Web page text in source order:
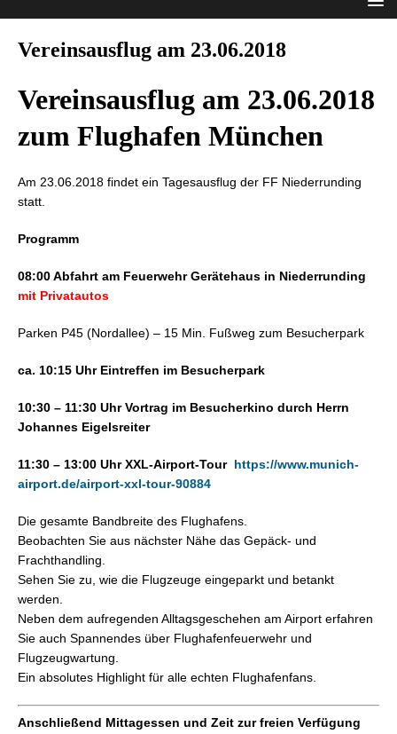
Vereinsausflug am 23.06.2018
Vereinsausflug am 23.06.2018
zum Flughafen München
Am 23.06.2018 findet ein Tagesausflug der FF Niederrunding
statt.
Programm
08:00 Abfahrt am Feuerwehr Gerätehaus in Niederrunding
mit Privatautos
Parken P45 (Nordallee) – 15 Min. Fußweg zum Besucherpark
ca. 10:15 Uhr Eintreffen im Besucherpark
10:30 – 11:30 Uhr Vortrag im Besucherkino durch Herrn
Johannes Eigelsreiter
11:30 – 13:00 Uhr XXL-Airport-Tour https://www.munich-
airport.de/airport-xxl-tour-90884
Die gesamte Bandbreite des Flughafens.
Beobachten Sie aus nächster Nähe das Gepäck- und
Frachthandling.
Sehen Sie zu, wie die Flugzeuge eingeparkt und betankt
werden.
Neben dem aufregenden Alltagsgeschehen am Airport erfahren
Sie auch Spannendes über Flughafenfeuerwehr und
Flugzeugwartung.
Ein absolutes Highlight für alle echten Flughafenfans.
Anschließend Mittagessen und Zeit zur freien Verfügung